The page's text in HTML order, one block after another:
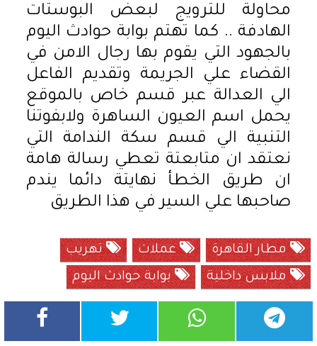
محاولة للترويج لبعض البوستات
الهادفة .. كما تهتم بوابة حوادث اليوم
بالجهود التي يقوم بها رجال الامن في
القضاء علي الجريمة وتقديم الفاعل
الي العدالة عبر قسم خاص بالموقع
يحمل اسم العيون الساهرة ولابفوتنا
التنبية الي قسم سكة الندامة التي
نعتقد ان متابعتة تعطي رسالة هامة
ان طريق الخطأ نهايتة دائما يندم
صاحبها علي السير في هذا الطريق
مطار القاهرة عملات
تهريب
ملابس داخلية
بوابة حوادث اليوم